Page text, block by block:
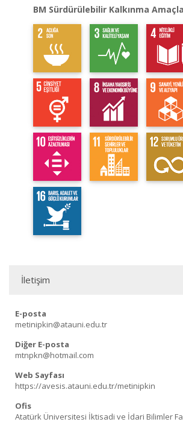
BM Sürdürülebilir Kalkınma
İletişim
E-posta
metinipkin@atauni.edu.tr
Diğer E-posta
mtnpkn@hotmail.com
Web Sayfası
https://avesis.atauni.edu.tr/metinipkin
Ofis
Atatürk Üniversitesi İktisadi ve İdari Bilimler